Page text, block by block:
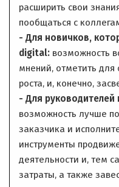
расширить свои
пообщаться с
- Для новичков,
digital: возможность
мнений, отметить для
роста, и, конечно,
- Для руководителей
возможность лучше
заказчика и
инструменты
деятельности и, тем
затраты, а также